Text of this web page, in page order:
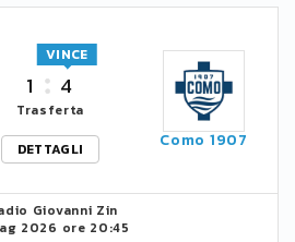
1 4
VINCE
Trasferta
DETTAGLI
Como 1907
Giovanni Zin
2026 ore 20:45